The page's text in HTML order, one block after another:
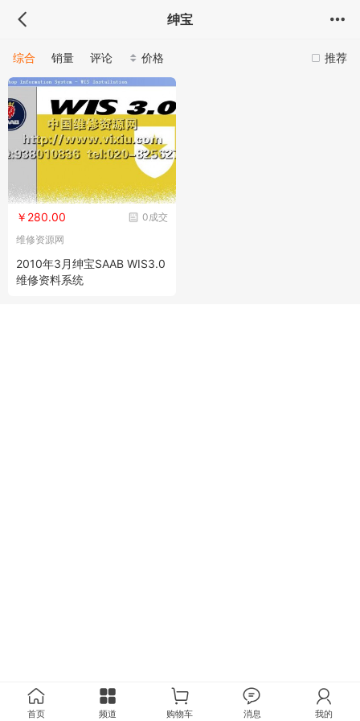
绅宝
推荐
综合 销量 评论 价格
0成交
￥280.00
维修资源网
2010年3月绅宝SAAB WIS3.0
维修资料系统
首页 频道 购物车 消息 我的